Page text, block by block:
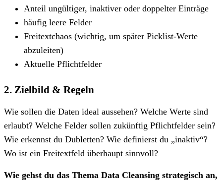
Anteil ungültiger, inaktiver oder doppelter Einträge
häufig leere Felder
Freitextchaos (wichtig, um später Picklist-Werte
abzuleiten)
Aktuelle Pflichtfelder
2. Zielbild & Regeln
Wie sollen die Daten ideal aussehen? Welche Werte sind
erlaubt? Welche Felder sollen zukünftig Pflichtfelder sein?
Wie erkennst du Dubletten? Wie definierst du „inaktiv“?
Wo ist ein Freitextfeld überhaupt sinnvoll?
Wie gehst du das Thema Data Cleansing strategisch an,